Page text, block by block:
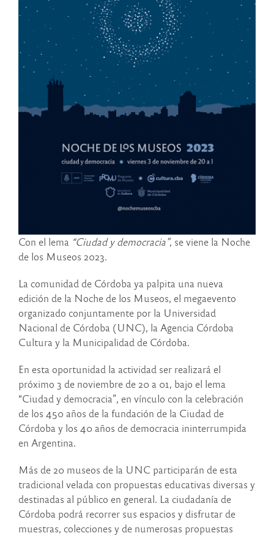
Con el lema “Ciudad y democracia”, se viene la Noche
de los Museos 2023.
La comunidad de Córdoba ya palpita una nueva
edición de la Noche de los Museos, el megaevento
organizado conjuntamente por la Universidad
Nacional de Córdoba (UNC), la Agencia Córdoba
Cultura y la Municipalidad de Córdoba.
En esta oportunidad la actividad ser realizará el
próximo 3 de noviembre de 20 a 01, bajo el lema
“Ciudad y democracia”, en vínculo con la celebración
de los 450 años de la fundación de la Ciudad de
Córdoba y los 40 años de democracia ininterrumpida
en Argentina.
Más de 20 museos de la UNC participarán de esta
tradicional velada con propuestas educativas diversas y
destinadas al público en general. La ciudadanía de
Córdoba podrá recorrer sus espacios y disfrutar de
muestras, colecciones y de numerosas propuestas